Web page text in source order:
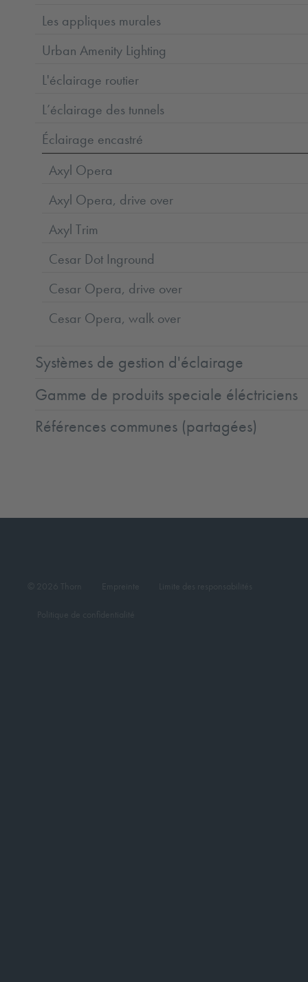
Les appliques murales
Urban Amenity Lighting
L'éclairage routier
L’éclairage des tunnels
Éclairage encastré
Axyl Opera
Axyl Opera, drive over
Axyl Trim
Cesar Dot Inground
Cesar Opera, drive over
Cesar Opera, walk over
Systèmes de gestion d'éclairage
Gamme de produits speciale éléctriciens
Références communes (partagées)